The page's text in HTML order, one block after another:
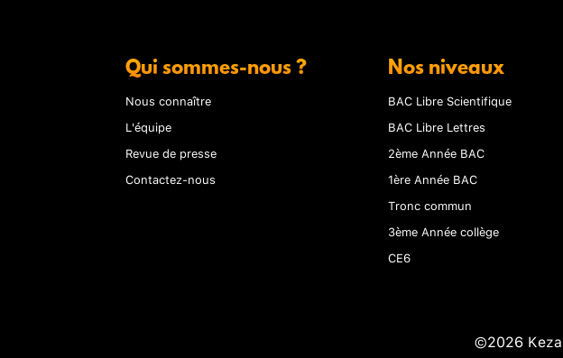
Qui sommes-nous ?
Nous connaître
L'équipe
Revue de presse
Contactez-nous
Nos niveaux
BAC Libre Scientifique
BAC Libre Lettres
2ème Année BAC
1ère Année BAC
Tronc commun
3ème Année collège
CE6
©2026